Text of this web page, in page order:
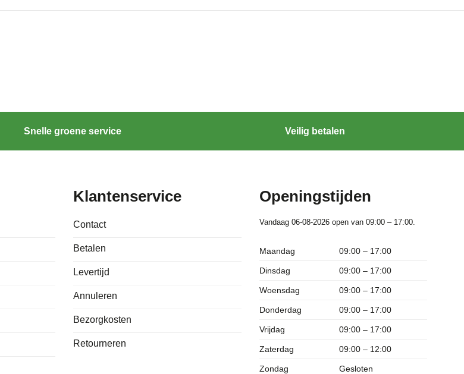
Snelle groene service Veilig betalen
Klantenservice
Contact
Betalen
Levertijd
Annuleren
Bezorgkosten
Retourneren
Openingstijden
Vandaag 06-08-2026 open van 09:00 – 17:00.
Maandag 09:00 – 17:00
Dinsdag 09:00 – 17:00
Woensdag 09:00 – 17:00
Donderdag 09:00 – 17:00
Vrijdag 09:00 – 17:00
Zaterdag 09:00 – 12:00
Zondag Gesloten